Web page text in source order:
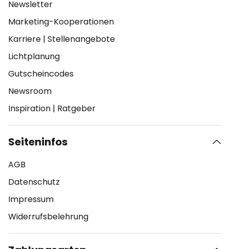
Newsletter
Marketing-Kooperationen
Karriere | Stellenangebote
Lichtplanung
Gutscheincodes
Newsroom
Inspiration | Ratgeber
Seiteninfos
AGB
Datenschutz
Impressum
Widerrufsbelehrung